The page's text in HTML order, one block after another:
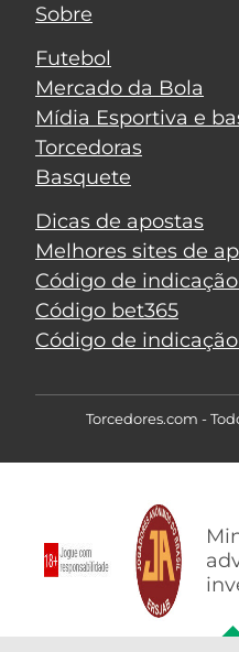
Sobre
Futebol
Mercado da Bola
Mídia Esportiva e
Torcedoras
Basquete
Dicas de apostas
Melhores sites de
Código de
Código bet365
Código de
Torcedores.com -